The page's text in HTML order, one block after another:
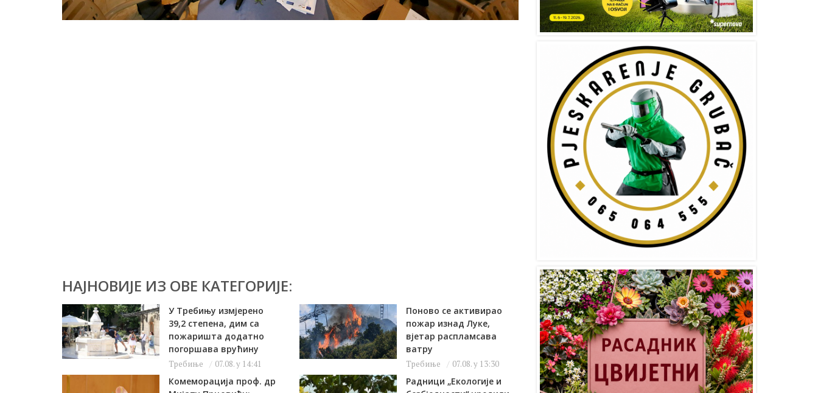
НАЈНОВИЈЕ ИЗ ОВЕ КАТЕГОРИЈЕ:
У Требињу измјерено
39,2 степена, дим са
пожаришта додатно
погоршава врућину
Требиње 07.08. у 14:41
Поново се активирао
пожар изнад Луке,
вјетар распламсава
ватру
Требиње 07.08. у 13:30
Комеморација проф. др
Радници „Екологије и